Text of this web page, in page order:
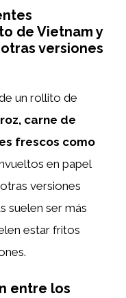
de Vietnam y
versiones
un rollito de
carne de
frescos como
en papel
versiones
suelen ser más
estar fritos
entre los